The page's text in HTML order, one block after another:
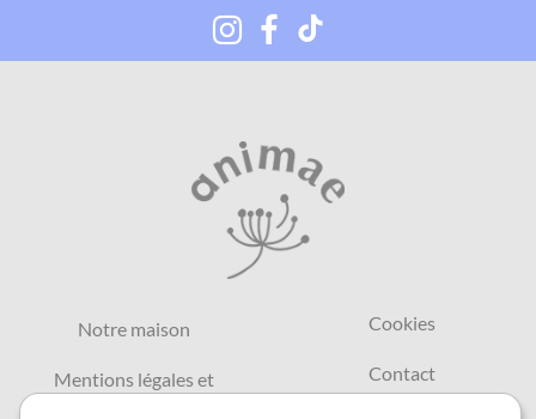
Notre maison
Mentions légales et
Cookies
Contact